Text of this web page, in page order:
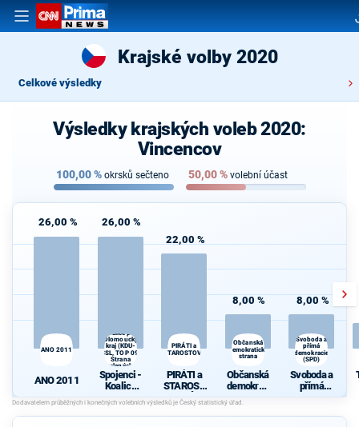
Krajské volby 2020
Celkové výsledky
Výsledky krajských voleb 2020:
Vincencov
100,00% okrsků sečteno 50,00% volební účast
26,00 %
ANO 2011
ANO 2011
26,00 %
Koalice pro
Olomoucký
kraj (KDU-
ČSL, TOP 09,
Strana
zelených,
ProOlomouc)
Spojenci -
Koalice
pro
Olomouck
ý kraj
22,00 %
PIRÁTI a
STAROSTOVÉ
PIRÁTI a
STAROST
OVÉ
8,00 %
Občanská
demokratická
strana
Občanská
demokrati
cká strana
8,00 %
Svoboda a
přímá
demokracie
(SPD)
Svoboda a
přímá
demokraci